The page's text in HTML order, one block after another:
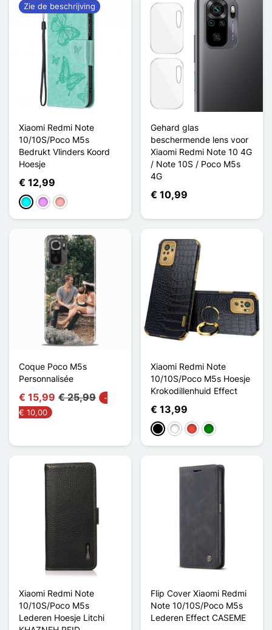
Xiaomi Redmi Note
10/10S/Poco M5s
Bedrukt Vlinders Koord
Hoesje
€ 12,99
CyaanLicht Violet
Rose Goud
Zie de beschrijving
Gehard glas
beschermende lens voor
Xiaomi Redmi Note 10 4G
/ Note 10S / Poco M5s
4G
€ 10,99
Coque Poco M5s
Personnalisée
€ 15,99 € 25,99
-
€ 10,00
Xiaomi Redmi Note
10/10S/Poco M5s Hoesje
Krokodillenhuid Effect
€ 13,99
ZwartWit RoodGroen
Xiaomi Redmi Note
10/10S/Poco M5s
Lederen Hoesje Litchi
Flip Cover Xiaomi Redmi
Note 10/10S/Poco M5s
Lederen Effect CASEME